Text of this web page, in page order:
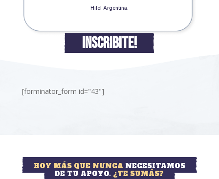
Hilel Argentina.
INSCRIBITE!
[forminator_form id="43"]
HOY MÁS QUE NUNCA NECESITAMOS
DE TU APOYO. ¿TE SUMÁS?